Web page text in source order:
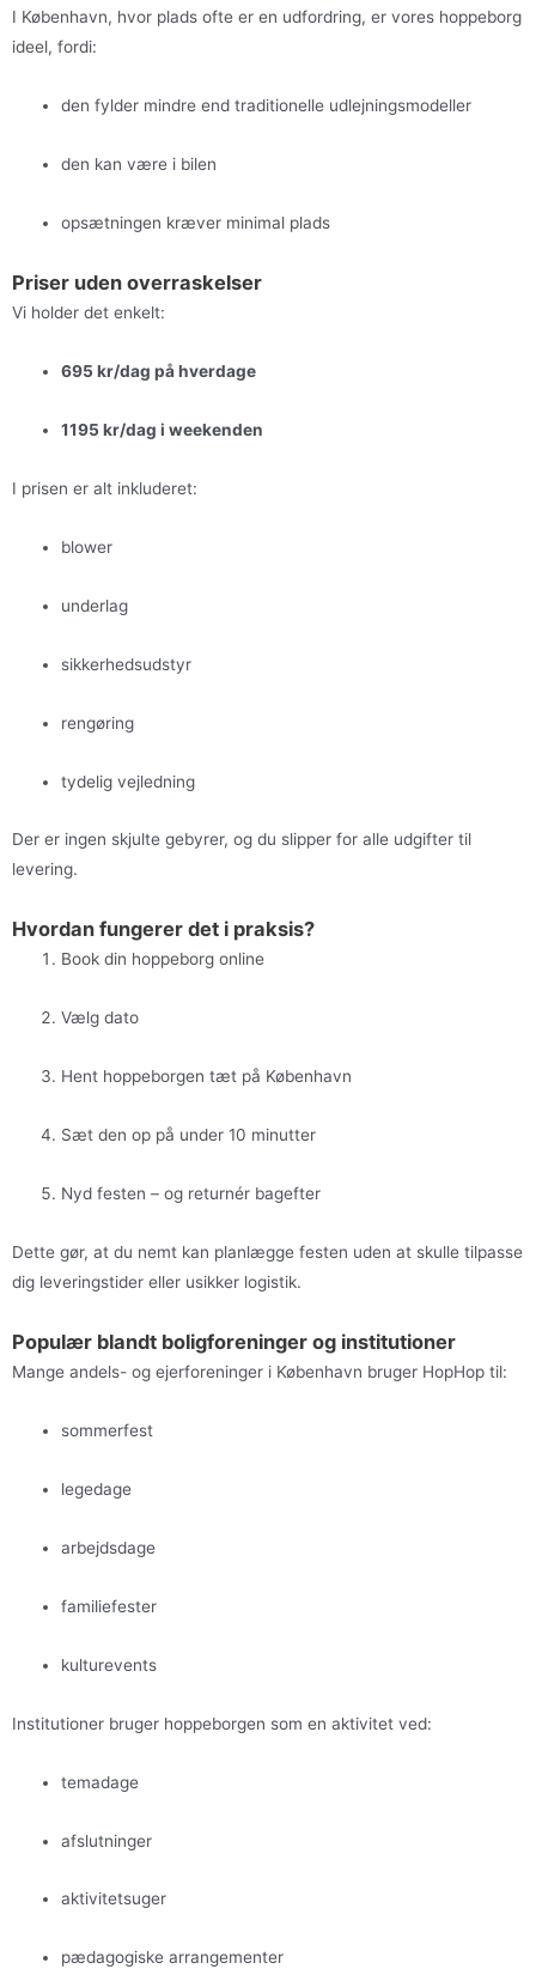
I København, hvor plads ofte er en udfordring, er vores hoppeborg
ideel, fordi:
den fylder mindre end traditionelle udlejningsmodeller
den kan være i bilen
opsætningen kræver minimal plads
Priser uden overraskelser
Vi holder det enkelt:
695 kr/dag på hverdage
1195 kr/dag i weekenden
I prisen er alt inkluderet:
blower
underlag
sikkerhedsudstyr
rengøring
tydelig vejledning
Der er ingen skjulte gebyrer, og du slipper for alle udgifter til
levering.
Hvordan fungerer det i praksis?
Book din hoppeborg online
Vælg dato
Hent hoppeborgen tæt på København
Sæt den op på under 10 minutter
Nyd festen – og returnér bagefter
Dette gør, at du nemt kan planlægge festen uden at skulle tilpasse
dig leveringstider eller usikker logistik.
Populær blandt boligforeninger og institutioner
Mange andels- og ejerforeninger i København bruger HopHop til:
sommerfest
legedage
arbejdsdage
familiefester
kulturevents
Institutioner bruger hoppeborgen som en aktivitet ved:
temadage
afslutninger
aktivitetsuger
pædagogiske arrangementer